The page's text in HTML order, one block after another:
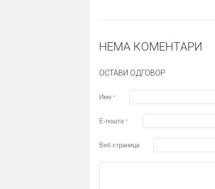
НЕМА КОМЕНТАРИ
ОСТАВИ ОДГОВОР
Име *
Е-пошта *
Веб страница